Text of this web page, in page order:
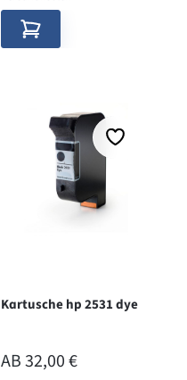
Kartusche hp 2531 dye
REGULÄRER PREIS:
AB32,00 €